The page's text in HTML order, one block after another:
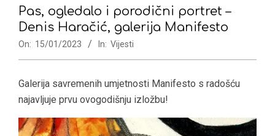
Pas, ogledalo i porodični portret –
Denis Haračić, galerija Manifesto
On: 15/01/2023 In: Vijesti
Galerija savremenih umjetnosti Manifesto s radošću
najavljuje prvu ovogodišnju izložbu!